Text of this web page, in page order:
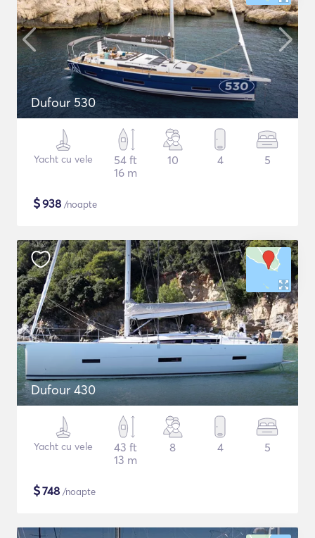
Dufour 530
Yacht cu vele
54 ft
16 m
10 4 5
$938 /noapte
Dufour 430
Yacht cu vele
43 ft
13 m
8 4 5
$748 /noapte